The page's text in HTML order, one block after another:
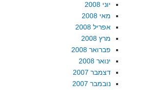
יוני 2008
מאי 2008
אפריל 2008
מרץ 2008
פברואר 2008
ינואר 2008
דצמבר 2007
נובמבר 2007